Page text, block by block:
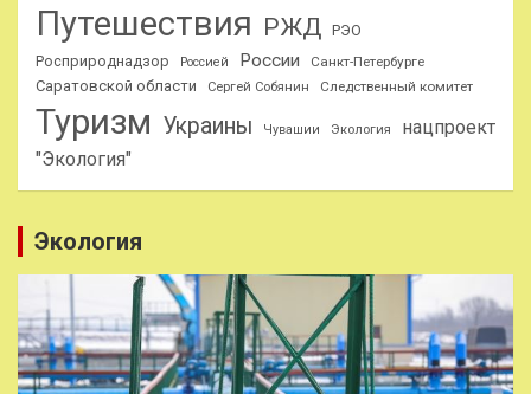
Путешествия РЖД РЭО
Росприроднадзор
Россией России Санкт-Петербурге
Саратовской области Сергей Собянин Следственный комитет
Туризм Украины Чувашии Экология
нацпроект
"Экология"
Экология